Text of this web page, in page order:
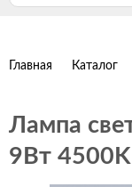
Главная Каталог
Лампа
9Вт